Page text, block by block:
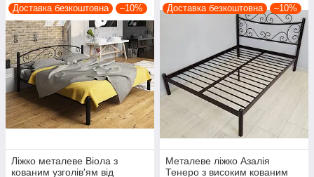
Доставка безкоштовна –10%
Ліжко металеве Віола з
кованим узголів'ям від
Доставка безкоштовна –10%
Металеве ліжко Азалія
Тенеро з високим кованим